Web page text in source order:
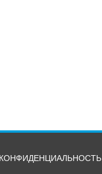
КОНФИДЕНЦИАЛЬНОСТЬ